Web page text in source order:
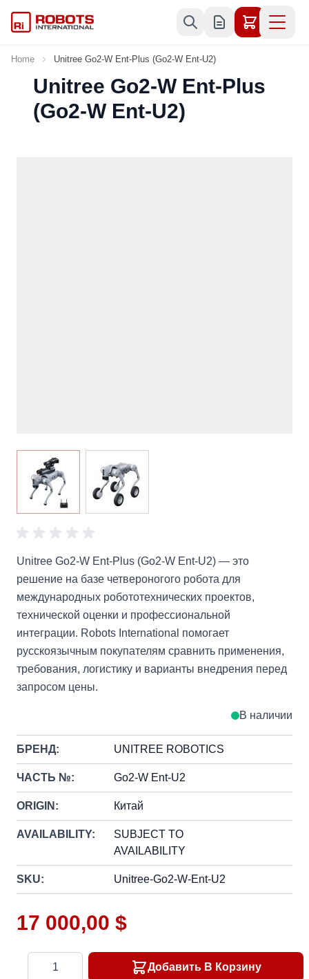
Home Unitree Go2-W Ent-Plus (Go2-W Ent-U2)
Unitree Go2-W Ent-Plus
(Go2-W Ent-U2)
View larger image
Unitree Go2-W Ent-Plus (Go2-W Ent-U2) — это
решение на базе четвероногого робота для
международных робототехнических проектов,
технической оценки и профессиональной
интеграции. Robots International помогает
русскоязычным покупателям сравнить применения,
требования, логистику и варианты внедрения перед
запросом цены.
В наличии
БРЕНД: UNITREE ROBOTICS
ЧАСТЬ №: Go2-W Ent-U2
ORIGIN: Китай
AVAILABILITY:
SUBJECT TO
AVAILABILITY
SKU: Unitree-Go2-W-Ent-U2
17 000,00 $
Добавить В Корзину